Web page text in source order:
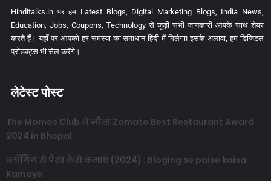
Hinditalks.in पर हम Latest Blogs, Digital Marketing Blogs, India News,
Education, Jobs, Coupons, Technology से जुड़ी सभी जानकारी आपके साथ शेयर
करते हैं। यहाँ पर आपको हर समस्या का समाधान हिंदी में मिलेगा! इसके अलावा, हम डिजिटल
प्रोडक्ट्स भी सेल करेंगे।
लेटेस्ट पोस्ट
The Momos Club ने जीता Zomato Best Restaurant Award
2024 in Bhopal
ब्लॉगिंग से पैसा कैसे कमाएं (2024) : Bloging se paise kaisa
Kamaye